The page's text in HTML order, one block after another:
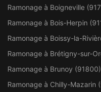
Ramonage à Boigneville
Ramonage à Bois-Herpin
Ramonage à Boissy-la-
Ramonage à Brétigny-sur-
Ramonage à Brunoy (91800)
Ramonage à Chilly-Mazarin